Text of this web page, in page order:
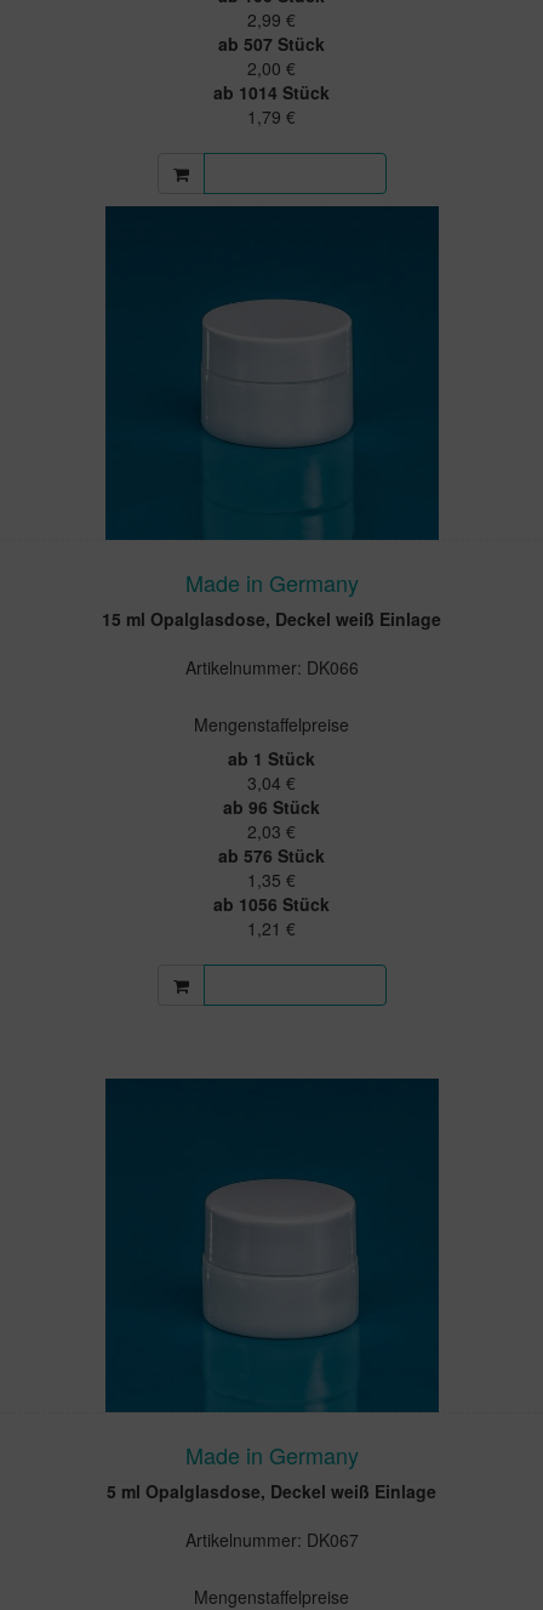
2,99 €
ab 507 Stück
2,00 €
ab 1014 Stück
1,79 €
Made in Germany
15 ml Opalglasdose, Deckel weiß Einlage
Artikelnummer: DK066
Mengenstaffelpreise
ab 1 Stück
3,04 €
ab 96 Stück
2,03 €
ab 576 Stück
1,35 €
ab 1056 Stück
1,21 €
Made in Germany
5 ml Opalglasdose, Deckel weiß Einlage
Artikelnummer: DK067
Mengenstaffelpreise